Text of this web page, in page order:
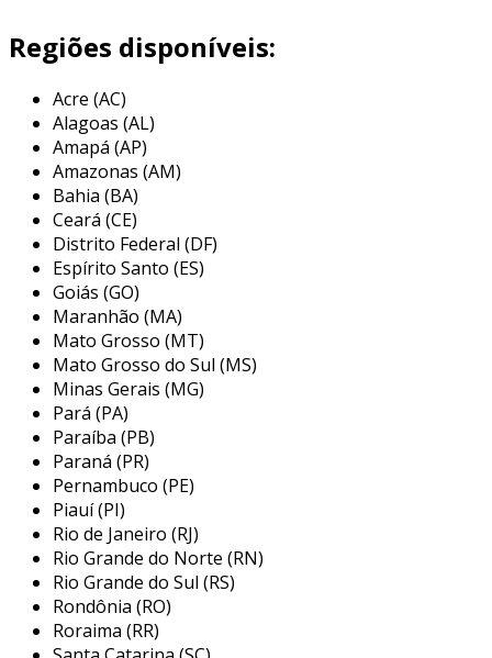
o selo mecânico tipo fole é um dispositivo de
projetado para impedir a passagem de fluidos
entre a parte rotativa e a fixa de um
equipamento. a principal característica que
diferencia esse selo é sua construção em forma
de fole, que confere flexibilidade e
adaptabilidade ao sistema de vedação.
além disso, esse selo possui um design que
permite um desempenho eficaz sob condições
de pressão e temperatura variadas. isso
garante que o equipamento permaneça
protegido contra vazamentos, aumentando sua
confiabilidade e eficiência.
características principais
os selos mecânicos tipo fole possuem diversas
características que os tornam ideais para
aplicações industriais. entre as principais,
destacam-se:
flexibilidade:o design em fole
proporciona flexibilidade, permitindo que
Regiões disponíveis:
Acre (AC)
Alagoas (AL)
Amapá (AP)
Amazonas (AM)
Bahia (BA)
Ceará (CE)
Distrito Federal (DF)
Espírito Santo (ES)
Goiás (GO)
Maranhão (MA)
Mato Grosso (MT)
Mato Grosso do Sul (MS)
Minas Gerais (MG)
Pará (PA)
Paraíba (PB)
Paraná (PR)
Pernambuco (PE)
Piauí (PI)
Rio de Janeiro (RJ)
Rio Grande do Norte (RN)
Rio Grande do Sul (RS)
Rondônia (RO)
Roraima (RR)